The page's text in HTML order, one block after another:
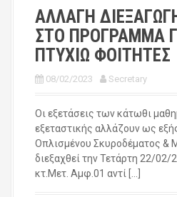
ΑΛΛΑΓΗ
ΣΤΟ ΠΡΟΓΡΑΜΜΑ
ΠΤΥΧΙΩ ΦΟΙΤΗΤΕΣ
08/02/2023 Secretary
Οι εξετάσεις των κάτωθι
εξεταστικής αλλάζουν ως
Οπλισμένου Σκυροδέματος &
διεξαχθεί την Τετάρτη 22/
κτ.Μετ. Αμφ.01 αντί […]